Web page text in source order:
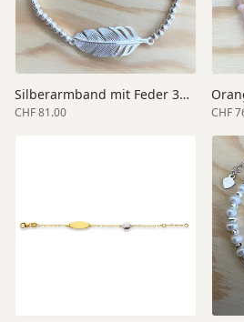
Silberarmband mit Feder 3mm
CHF 81.00 CHF